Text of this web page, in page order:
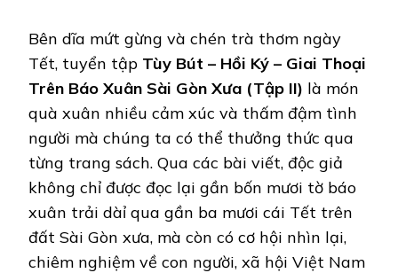
Bên dĩa mứt gừng và chén trà thơm ngày
Tết, tuyển tập Tùy Bút – Hồi Ký – Giai Thoại
Trên Báo Xuân Sài Gòn Xưa (Tập II) là món
quà xuân nhiều cảm xúc và thấm đậm tình
người mà chúng ta có thể thưởng thức qua
từng trang sách. Qua các bài viết, độc giả
không chỉ được đọc lại gần bốn mươi tờ báo
xuân trải dàỉ qua gần ba mươi cái Tết trên
đất Sài Gòn xưa, mà còn có cơ hội nhìn lại,
chiêm nghiệm về con người, xã hội Việt Nam